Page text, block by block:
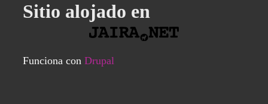
Sitio alojado en
Funciona con Drupal